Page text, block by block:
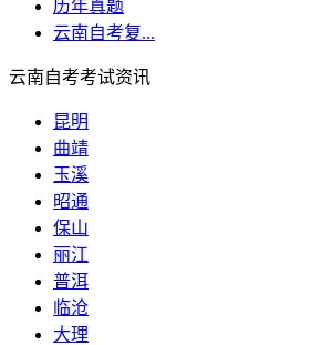
历年真题
云南自考复...
云南自考考试资讯
昆明
曲靖
玉溪
昭通
保山
丽江
普洱
临沧
大理